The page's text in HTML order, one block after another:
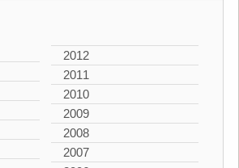
2012
2011
2010
2009
2008
2007